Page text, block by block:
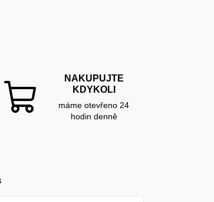
NAKUPUJTE
KDYKOLI
máme otevřeno 24
hodin denně